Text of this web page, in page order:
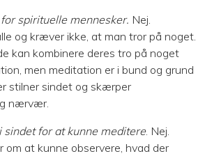
spirituelle mennesker. Nej.
og kræver ikke, at man tror på noget.
kan kombinere deres tro på noget
men meditation er i bund og grund
stilner sindet og skærper
nærvær.
sindet for at kunne meditere. Nej.
om at kunne observere, hvad der